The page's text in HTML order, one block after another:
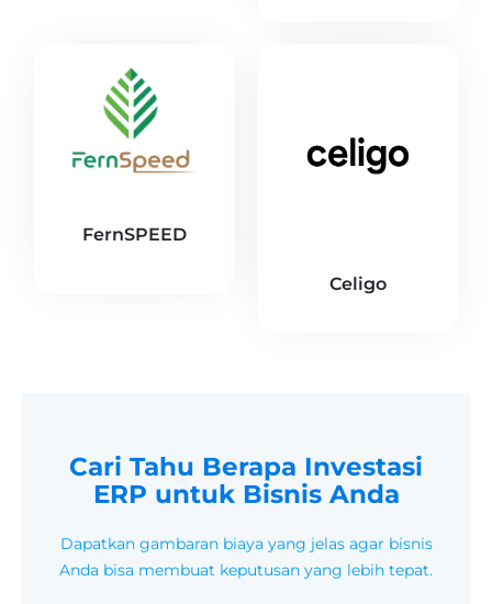
FernSPEED
Celigo
Cari Tahu Berapa Investasi
ERP untuk Bisnis Anda
Dapatkan gambaran biaya yang jelas agar bisnis
Anda bisa membuat keputusan yang lebih tepat.